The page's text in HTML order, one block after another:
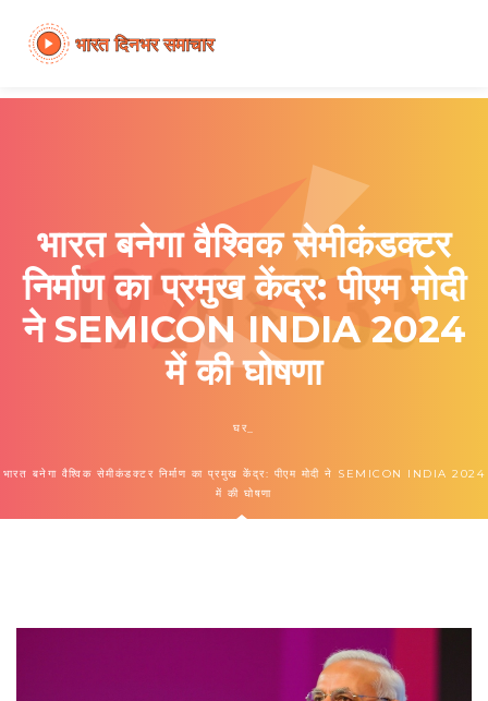
भारत बनेगा वैश्विक सेमीकंडक्टर
निर्माण का प्रमुख केंद्र: पीएम मोदी
ने SEMICON INDIA 2024
में की घोषणा
घर
भारत बनेगा वैश्विक सेमीकंडक्टर निर्माण का प्रमुख केंद्र: पीएम मोदी ने SEMICON INDIA 2024
में की घोषणा